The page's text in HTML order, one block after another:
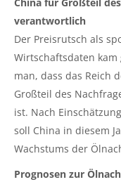
verantwortlich
Der Preisrutsch als
Wirtschaftsdaten
man, dass das Reich
Großteil des
ist. Nach
soll China in diesem
Wachstums der
Prognosen zur